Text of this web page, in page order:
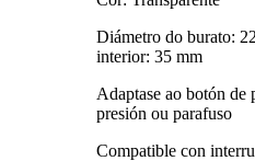
Diámetro do burato:
interior: 35 mm
Adaptase ao botón de
presión ou parafuso
Compatible con